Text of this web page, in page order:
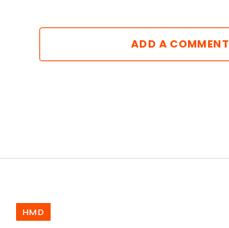
ADD A COMMENT
HMD